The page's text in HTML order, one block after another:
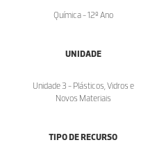
Química - 12º Ano
UNIDADE
Unidade 3 - Plásticos, Vidros e
Novos Materiais
TIPO DE RECURSO